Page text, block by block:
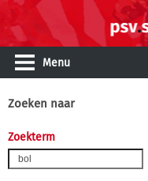
Menu
Zoeken naar
Zoekterm